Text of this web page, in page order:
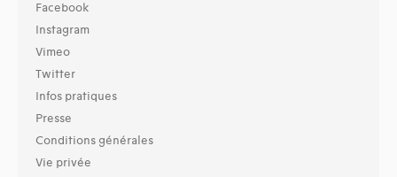
Facebook
Instagram
Vimeo
Twitter
Infos pratiques
Presse
Conditions générales
Vie privée